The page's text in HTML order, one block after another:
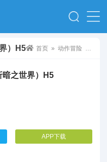
）H5 首页 » 动作冒险
暗之世界）H5
APP下载